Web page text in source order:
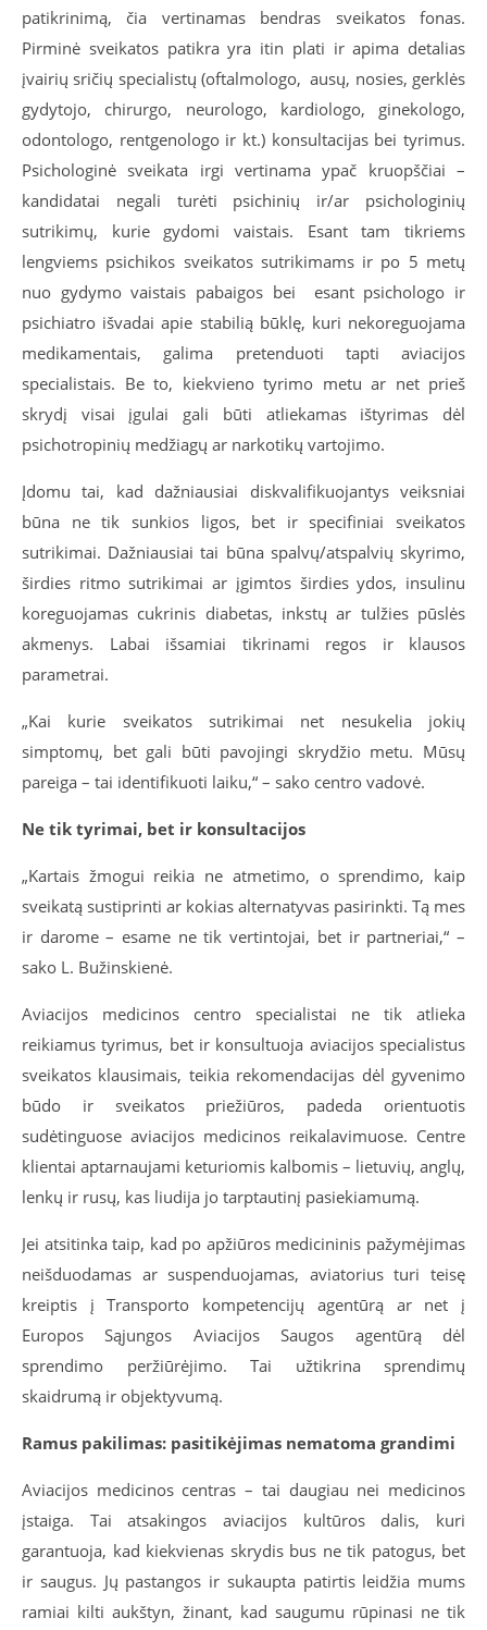
patikrinimą, čia vertinamas bendras sveikatos fonas.
Pirminė sveikatos patikra yra itin plati ir apima detalias
įvairių sričių specialistų (oftalmologo, ausų, nosies, gerklės
gydytojo, chirurgo, neurologo, kardiologo, ginekologo,
odontologo, rentgenologo ir kt.) konsultacijas bei tyrimus.
Psichologinė sveikata irgi vertinama ypač kruopščiai –
kandidatai negali turėti psichinių ir/ar psichologinių
sutrikimų, kurie gydomi vaistais. Esant tam tikriems
lengviems psichikos sveikatos sutrikimams ir po 5 metų
nuo gydymo vaistais pabaigos bei esant psichologo ir
psichiatro išvadai apie stabilią būklę, kuri nekoreguojama
medikamentais, galima pretenduoti tapti aviacijos
specialistais. Be to, kiekvieno tyrimo metu ar net prieš
skrydį visai įgulai gali būti atliekamas ištyrimas dėl
psichotropinių medžiagų ar narkotikų vartojimo.
Įdomu tai, kad dažniausiai diskvalifikuojantys veiksniai
būna ne tik sunkios ligos, bet ir specifiniai sveikatos
sutrikimai. Dažniausiai tai būna spalvų/atspalvių skyrimo,
širdies ritmo sutrikimai ar įgimtos širdies ydos, insulinu
koreguojamas cukrinis diabetas, inkstų ar tulžies pūslės
akmenys. Labai išsamiai tikrinami regos ir klausos
parametrai.
„Kai kurie sveikatos sutrikimai net nesukelia jokių
simptomų, bet gali būti pavojingi skrydžio metu. Mūsų
pareiga – tai identifikuoti laiku,“ – sako centro vadovė.
Ne tik tyrimai, bet ir konsultacijos
„Kartais žmogui reikia ne atmetimo, o sprendimo, kaip
sveikatą sustiprinti ar kokias alternatyvas pasirinkti. Tą mes
ir darome – esame ne tik vertintojai, bet ir partneriai,“ –
sako L. Bužinskienė.
Aviacijos medicinos centro specialistai ne tik atlieka
reikiamus tyrimus, bet ir konsultuoja aviacijos specialistus
sveikatos klausimais, teikia rekomendacijas dėl gyvenimo
būdo ir sveikatos priežiūros, padeda orientuotis
sudėtinguose aviacijos medicinos reikalavimuose. Centre
klientai aptarnaujami keturiomis kalbomis – lietuvių, anglų,
lenkų ir rusų, kas liudija jo tarptautinį pasiekiamumą.
Jei atsitinka taip, kad po apžiūros medicininis pažymėjimas
neišduodamas ar suspenduojamas, aviatorius turi teisę
kreiptis į Transporto kompetencijų agentūrą ar net į
Europos Sąjungos Aviacijos Saugos agentūrą dėl
sprendimo peržiūrėjimo. Tai užtikrina sprendimų
skaidrumą ir objektyvumą.
Ramus pakilimas: pasitikėjimas nematoma grandimi
Aviacijos medicinos centras – tai daugiau nei medicinos
įstaiga. Tai atsakingos aviacijos kultūros dalis, kuri
garantuoja, kad kiekvienas skrydis bus ne tik patogus, bet
ir saugus. Jų pastangos ir sukaupta patirtis leidžia mums
ramiai kilti aukštyn, žinant, kad saugumu rūpinasi ne tik